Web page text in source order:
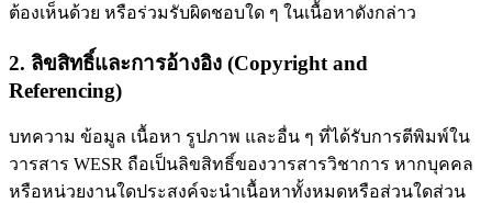
ต้องเห็นด้วย หรือร่วมรับผิดชอบใด ๆ ในเนื้อหาดังกล่าว
2. ลิขสิทธิ์และการอ้างอิง (Copyright and
Referencing)
บทความ ข้อมูล เนื้อหา รูปภาพ และอื่น ๆ ที่ได้รับการตีพิมพ์ใน
วารสาร WESR ถือเป็นลิขสิทธิ์ของวารสารวิชาการ หากบุคคล
หรือหน่วยงานใดประสงค์จะนำเนื้อหาทั้งหมดหรือส่วนใดส่วน